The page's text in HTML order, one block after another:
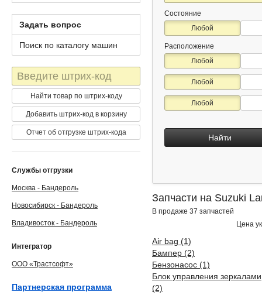
Состояние
Любой
Расположение
Любой
Любой
Любой
Найти
Запчасти на Suzuki
В продаже 37 запчастей
Цена
Air bag (1)
Бампер (2)
Бензонасос (1)
Блок управления зеркалами
(2)
Задать вопрос
Поиск по каталогу машин
Штрих-
код
Найти товар по штрих-коду
Добавить штрих-код в корзину
Отчет об отгрузке штрих-кода
Службы отгрузки
Москва - Бандероль
Новосибирск - Бандероль
Владивосток - Бандероль
Интегратор
ООО «Трастсофт»
Партнерская программа